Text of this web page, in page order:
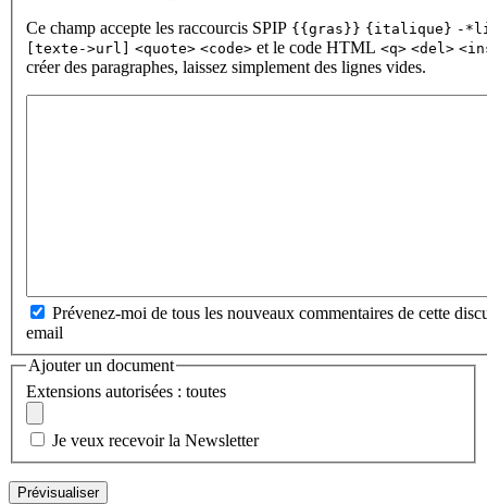
Ce champ accepte les raccourcis SPIP {{gras}} {italique} -
[texte->url]
<quote> <code> et le code HTML <q> <del>
créer des paragraphes, laissez simplement des lignes vides.
Prévenez-moi de tous les nouveaux commentaires de cette
email
Ajouter un document
Extensions autorisées : toutes
Je veux recevoir la Newsletter